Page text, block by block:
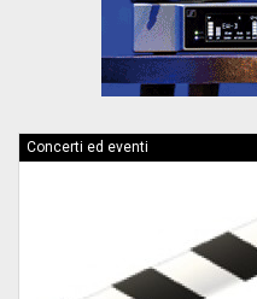
Concerti ed eventi